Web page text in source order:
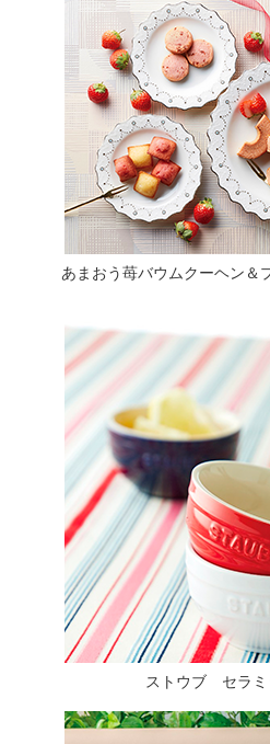
あまおう苺バウムクーヘン＆
ストウブ セラミ